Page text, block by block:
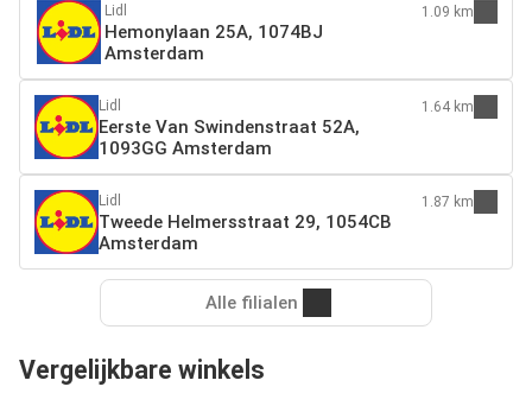
Lidl
Hemonylaan 25A, 1074BJ
Amsterdam
1.09 km
Lidl
Eerste Van Swindenstraat 52A,
1093GG Amsterdam
1.64 km
Lidl
Tweede Helmersstraat 29, 1054CB
Amsterdam
1.87 km
Alle filialen
Vergelijkbare winkels